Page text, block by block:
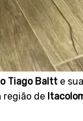
Tiago Baltt e
região de